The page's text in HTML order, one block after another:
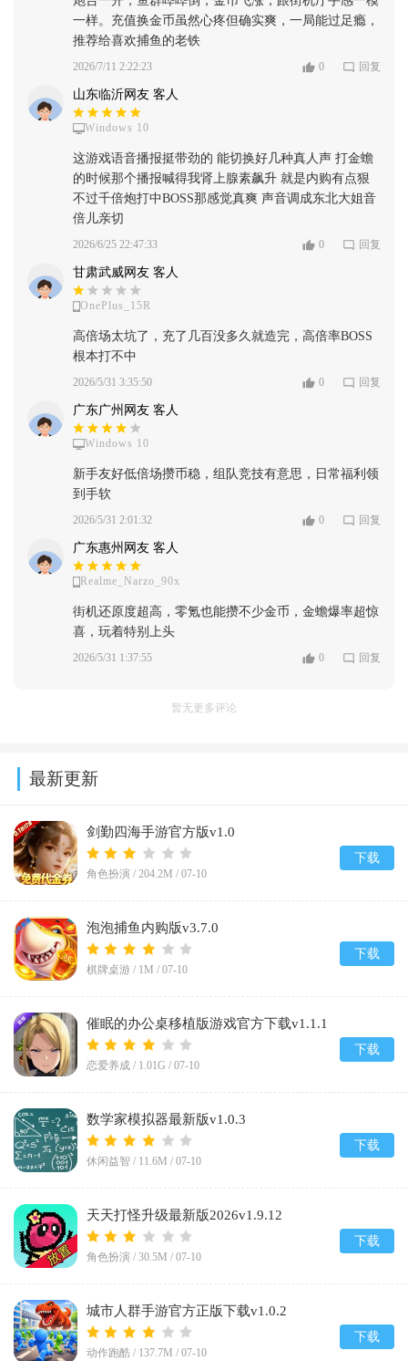
一样。充值换金币虽然心疼但确实爽，一局能过足瘾，
推荐给喜欢捕鱼的老铁
2026/7/11 2:22:23 0 回复
山东临沂网友 客人
Windows 10
这游戏语音播报挺带劲的 能切换好几种真人声 打金蟾
的时候那个播报喊得我肾上腺素飙升 就是内购有点狠
不过千倍炮打中BOSS那感觉真爽 声音调成东北大姐音
倍儿亲切
2026/6/25 22:47:33 0 回复
甘肃武威网友 客人
OnePlus_15R
高倍场太坑了，充了几百没多久就造完，高倍率BOSS
根本打不中
2026/5/31 3:35:50 0 回复
广东广州网友 客人
Windows 10
新手友好低倍场攒币稳，组队竞技有意思，日常福利领
到手软
2026/5/31 2:01:32 0 回复
广东惠州网友 客人
Realme_Narzo_90x
街机还原度超高，零氪也能攒不少金币，金蟾爆率超惊
喜，玩着特别上头
2026/5/31 1:37:55 0 回复
暂无更多评论
最新更新
剑勤四海手游官方版v1.0
角色扮演 / 204.2M / 07-10
下载
泡泡捕鱼内购版v3.7.0
棋牌桌游 / 1M / 07-10
下载
催眠的办公桌移植版游戏官方下载v1.1.1
恋爱养成 / 1.01G / 07-10
下载
数学家模拟器最新版v1.0.3
休闲益智 / 11.6M / 07-10
下载
天天打怪升级最新版2026v1.9.12
角色扮演 / 30.5M / 07-10
下载
城市人群手游官方正版下载v1.0.2
动作跑酷 / 137.7M / 07-10
下载